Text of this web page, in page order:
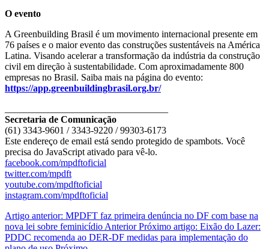
O evento
A Greenbuilding Brasil é um movimento internacional presente em
76 países e o maior evento das construções sustentáveis na América
Latina. Visando acelerar a transformação da indústria da construção
civil em direção à sustentabilidade. Com aproximadamente 800
empresas no Brasil. Saiba mais na página do evento:
https://app.greenbuildingbrasil.org.br/
Secretaria de Comunicação
(61) 3343-9601 / 3343-9220 / 99303-6173
Este endereço de email está sendo protegido de spambots. Você
precisa do JavaScript ativado para vê-lo.
facebook.com/mpdftoficial
twitter.com/mpdft
youtube.com/mpdftoficial
instagram.com/mpdftoficial
Artigo anterior: MPDFT faz primeira denúncia no DF com base na
nova lei sobre feminicídio Anterior Próximo artigo: Eixão do Lazer:
PDDC recomenda ao DER-DF medidas para implementação do